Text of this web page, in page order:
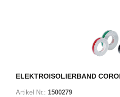
ELEKTROISOLIERBAND
Artikel Nr.: 1500279